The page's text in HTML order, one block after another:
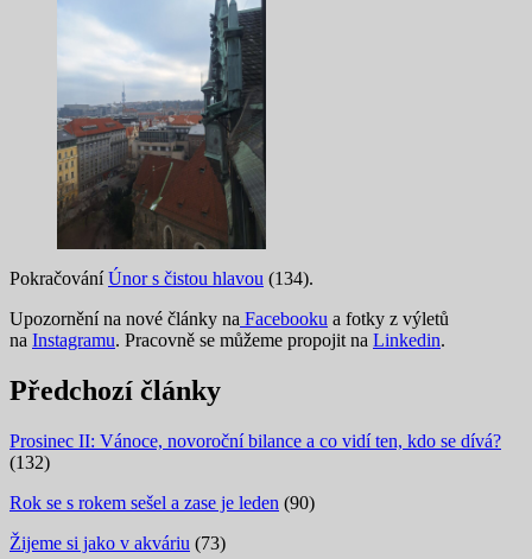
PokračováníÚnor s čistou hlavou (134).
Upozornění na nové články na Facebooku a fotky z výletů
na Instagramu. Pracovně se můžeme propojit na Linkedin.
Předchozí články
Prosinec II: Vánoce, novoroční bilance a co vidí ten, kdo se dívá?
(132)
Rok se s rokem sešel a zase je leden (90)
Žijeme si jako v akváriu (73)